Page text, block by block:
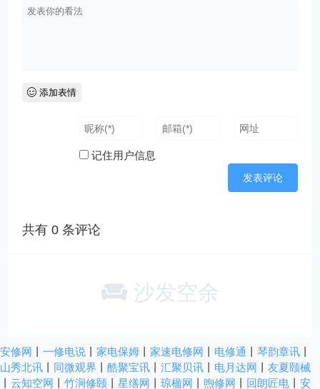
添加表情
记住用户信息
共有0 条评论
沙发空余
安修网 一修电说 家电保姆 家速电修网 电修通 琴韵章讯
山秀北讯
同微观界 酷聚宝讯 汇聚贝讯 电月达网
友夏颐械
云知空网 竹涧修颐 星缮网 琼楹网 煦修网 回朗匠电 安